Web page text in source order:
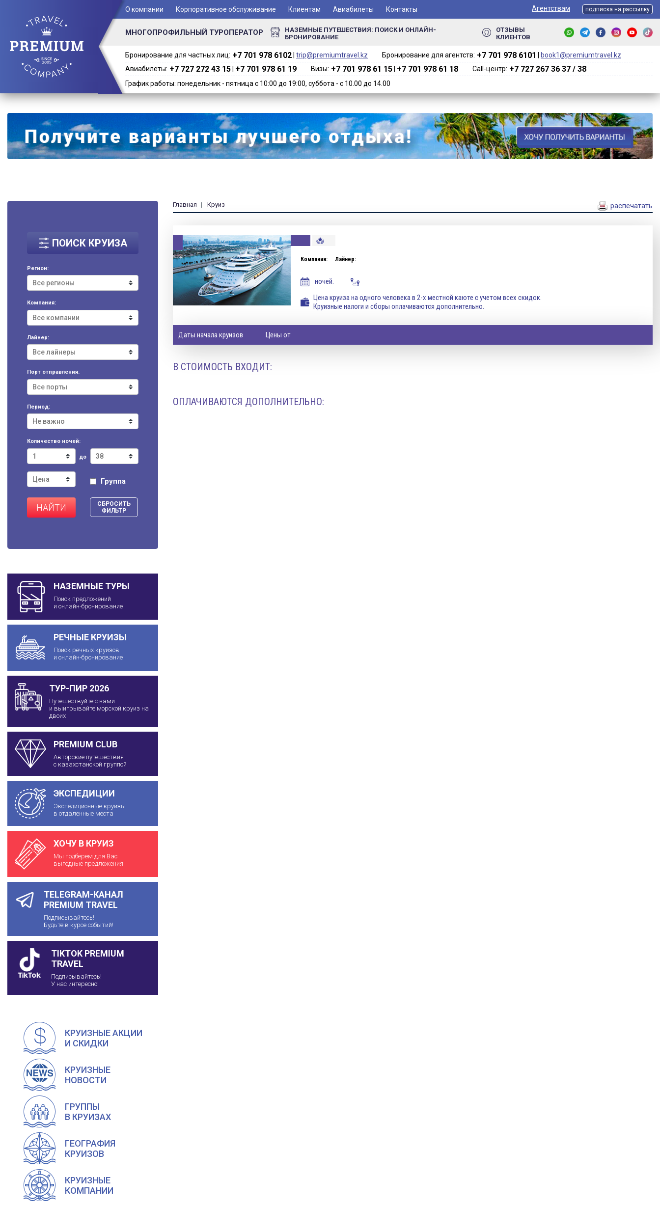
О компании Корпоративное обслуживание Клиентам Авиабилеты Контакты Агентствам подписка на рассылку
МНОГОПРОФИЛЬНЫЙ ТУРОПЕРАТОР
НАЗЕМНЫЕ ПУТЕШЕСТВИЯ: ПОИСК И ОНЛАЙН-
БРОНИРОВАНИЕ
ОТЗЫВЫ
КЛИЕНТОВ
Бронирование для частных лиц: +7 701 978 6102‬ trip@premiumtravel.kz Бронирование для агентств: +7 701 978 6101‬
book1@premiumtravel.kz
Авиабилеты: +7 727 272 43 15 +7 701 978 61 19 Визы: +7 701 978 61 15 +7 701 978 61 18 Call-центр: +7 727 267 36 37 / 38
График работы: понедельник - пятница с 10:00 до 19:00, суббота - с 10.00 до 14.00
ПОИСК КРУИЗА
Регион:
Компания:
Лайнер:
Порт отправления:
Период:
Количество ночей:
до
Группа
НАЙТИ
СБРОСИТЬ
ФИЛЬТР
НАЗЕМНЫЕ ТУРЫ
Поиск предложений
и онлайн-бронирование
РЕЧНЫЕ КРУИЗЫ
Поиск речных круизов
и онлайн-бронирование
ТУР-ПИР 2026
Путешествуйте с нами
и выигрывайте морской круиз на
двоих
PREMIUM CLUB
Авторские путешествия
с казахстанской группой
ЭКСПЕДИЦИИ
Экспедиционные круизы
в отдаленные места
ХОЧУ В КРУИЗ
Мы подберем для Вас
выгодные предложения
TELEGRAM-КАНАЛ
PREMIUM TRAVEL
Подписывайтесь!
Будьте в курсе событий!
TIKTOK PREMIUM
TRAVEL
Подписывайтесь!
У нас интересно!
КРУИЗНЫЕ АКЦИИ
И СКИДКИ
КРУИЗНЫЕ
НОВОСТИ
ГРУППЫ
В КРУИЗАХ
ГЕОГРАФИЯ
КРУИЗОВ
КРУИЗНЫЕ
КОМПАНИИ
Главная Круиз распечатать
Компания: Лайнер:
ночей.
Цена круиза на одного человека в 2-х местной каюте с учетом всех скидок.
Круизные налоги и сборы оплачиваются дополнительно.
Даты начала круизов Цены от
В СТОИМОСТЬ ВХОДИТ:
ОПЛАЧИВАЮТСЯ ДОПОЛНИТЕЛЬНО: